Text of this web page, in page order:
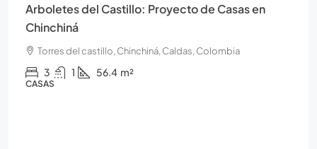
Arboletes del Castillo: Proyecto de Casas en
Chinchiná
Torres del castillo, Chinchiná, Caldas, Colombia
3 1 56.4 m²
CASAS